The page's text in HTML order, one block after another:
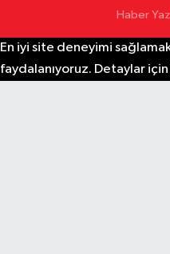
Haber
En iyi site deneyimi
faydalanıyoruz. Detaylar için